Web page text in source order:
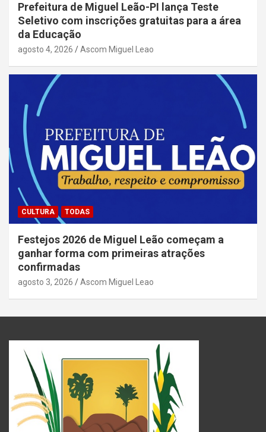
Prefeitura de Miguel Leão-PI lança Teste
Seletivo com inscrições gratuitas para a área
da Educação
agosto 4, 2026 Ascom Miguel Leao
CULTURA TODAS
Festejos 2026 de Miguel Leão começam a
ganhar forma com primeiras atrações
confirmadas
agosto 3, 2026 Ascom Miguel Leao